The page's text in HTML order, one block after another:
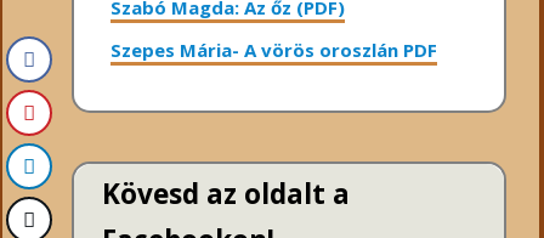
Szabó Magda: Az őz (PDF)
Szepes Mária- A vörös oroszlán PDF
Kövesd az oldalt a